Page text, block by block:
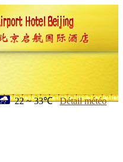
22 ~ 33℃ Détail météo